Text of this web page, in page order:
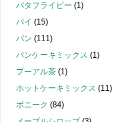
バタフライピー (1)
パイ (15)
パン (111)
パンケーキミックス (1)
プーアル茶 (1)
ホットケーキミックス (11)
ボニーク (84)